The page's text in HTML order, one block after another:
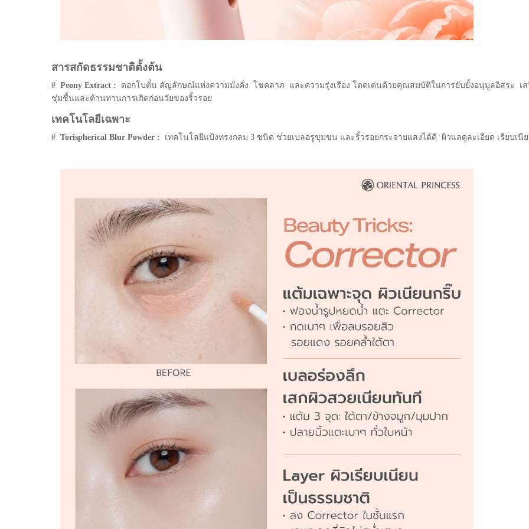
สารสกัดธรรมชาติตั้งต้น
# Peony Extract : ดอกโบตั๋น สัญลักษณ์แห่งความมั่งคั่ง โชคลาภ และความรุ่งเรือง โดดเด่นด้วยคุณสมบัติในการยับยั้งอนุมูลอิสระ เส
ชุ่มชื้นและต้านทานการเกิดก่อนวัยของริ้วรอย
เทคโนโลยีเฉพาะ
# Torispherical Blur Powder : เทคโนโลยีแป้งทรงกลม 3 ชนิด ช่วยเบลอรูขุมขน และริ้วรอยกระจายแสงได้ดี ผิวแลดูละเอียด เรียบเนี